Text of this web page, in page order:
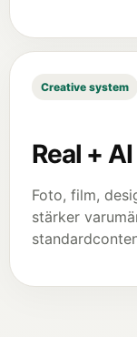
Creative system
Real +
Foto, film,
stärker